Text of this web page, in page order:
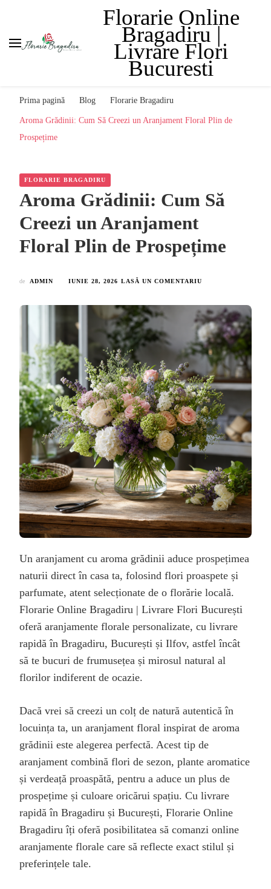
Florarie Online
Bragadiru |
Livrare Flori
Bucuresti
Prima pagină Blog Florarie Bragadiru
Aroma Grădinii: Cum Să Creezi un Aranjament Floral Plin de
Prospețime
FLORARIE BRAGADIRU
Aroma Grădinii: Cum Să
Creezi un Aranjament
Floral Plin de Prospețime
de ADMIN IUNIE 28, 2026 LASĂ UN COMENTARIU
CUM
SĂ
CREEZI
UN
ARANJAMENT
FLORAL
PLIN
DE
PROSPEȚIME
Un aranjament cu aroma grădinii aduce prospețimea
naturii direct în casa ta, folosind flori proaspete și
parfumate, atent selecționate de o florărie locală.
Florarie Online Bragadiru | Livrare Flori București
oferă aranjamente florale personalizate, cu livrare
rapidă în Bragadiru, București și Ilfov, astfel încât
să te bucuri de frumusețea și mirosul natural al
florilor indiferent de ocazie.
Dacă vrei să creezi un colț de natură autentică în
locuința ta, un aranjament floral inspirat de aroma
grădinii este alegerea perfectă. Acest tip de
aranjament combină flori de sezon, plante aromatice
și verdeață proaspătă, pentru a aduce un plus de
prospețime și culoare oricărui spațiu. Cu livrare
rapidă în Bragadiru și București, Florarie Online
Bragadiru îți oferă posibilitatea să comanzi online
aranjamente florale care să reflecte exact stilul și
preferințele tale.